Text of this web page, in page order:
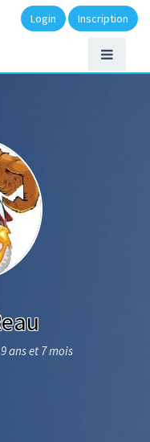
Login Inscription
ans et 7 mois